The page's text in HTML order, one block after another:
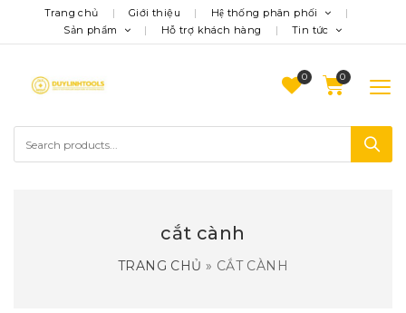
Trang chủ Giới thiệu
Hệ thống phân phối
Sản phẩm
Hỗ trợ khách hàng Tin tức
0
cắt cành
TRANG CHỦ » CẮT CÀNH